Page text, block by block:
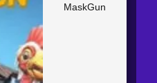
MaskGun